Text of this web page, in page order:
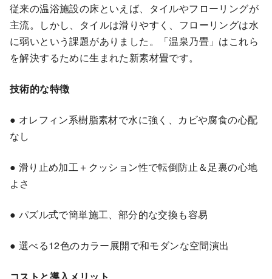
従来の温浴施設の床といえば、タイルやフローリングが
主流。しかし、タイルは滑りやすく、フローリングは水
に弱いという課題がありました。「温泉乃畳」はこれら
を解決するために生まれた新素材畳です。
技術的な特徴
● オレフィン系樹脂素材で水に強く、カビや腐食の心配
なし
● 滑り止め加工＋クッション性で転倒防止＆足裏の心地
よさ
● パズル式で簡単施工、部分的な交換も容易
● 選べる12色のカラー展開で和モダンな空間演出
コストと導入メリット